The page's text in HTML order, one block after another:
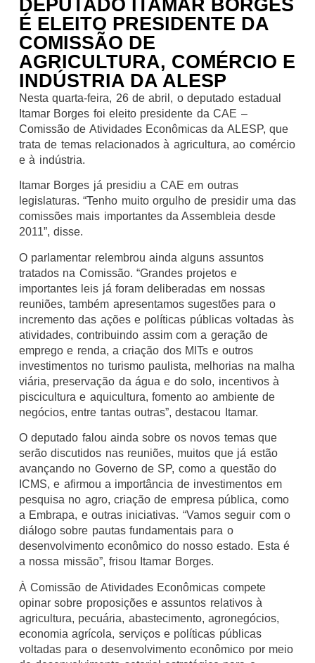
DEPUTADO ITAMAR BORGES
É ELEITO PRESIDENTE DA
COMISSÃO DE
AGRICULTURA, COMÉRCIO E
INDÚSTRIA DA ALESP
Nesta quarta-feira, 26 de abril, o deputado estadual
Itamar Borges foi eleito presidente da CAE –
Comissão de Atividades Econômicas da ALESP, que
trata de temas relacionados à agricultura, ao comércio
e à indústria.
Itamar Borges já presidiu a CAE em outras
legislaturas. “Tenho muito orgulho de presidir uma das
comissões mais importantes da Assembleia desde
2011”, disse.
O parlamentar relembrou ainda alguns assuntos
tratados na Comissão. “Grandes projetos e
importantes leis já foram deliberadas em nossas
reuniões, também apresentamos sugestões para o
incremento das ações e políticas públicas voltadas às
atividades, contribuindo assim com a geração de
emprego e renda, a criação dos MITs e outros
investimentos no turismo paulista, melhorias na malha
viária, preservação da água e do solo, incentivos à
piscicultura e aquicultura, fomento ao ambiente de
negócios, entre tantas outras”, destacou Itamar.
O deputado falou ainda sobre os novos temas que
serão discutidos nas reuniões, muitos que já estão
avançando no Governo de SP, como a questão do
ICMS, e afirmou a importância de investimentos em
pesquisa no agro, criação de empresa pública, como
a Embrapa, e outras iniciativas. “Vamos seguir com o
diálogo sobre pautas fundamentais para o
desenvolvimento econômico do nosso estado. Esta é
a nossa missão”, frisou Itamar Borges.
À Comissão de Atividades Econômicas compete
opinar sobre proposições e assuntos relativos à
agricultura, pecuária, abastecimento, agronegócios,
economia agrícola, serviços e políticas públicas
voltadas para o desenvolvimento econômico por meio